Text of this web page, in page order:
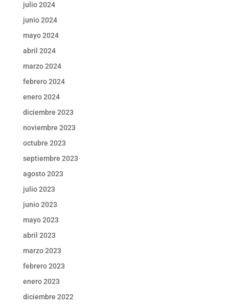
julio 2024
junio 2024
mayo 2024
abril 2024
marzo 2024
febrero 2024
enero 2024
diciembre 2023
noviembre 2023
octubre 2023
septiembre 2023
agosto 2023
julio 2023
junio 2023
mayo 2023
abril 2023
marzo 2023
febrero 2023
enero 2023
diciembre 2022